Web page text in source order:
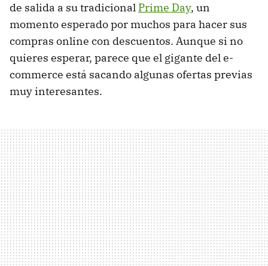
de salida a su tradicional Prime Day, un
momento esperado por muchos para hacer sus
compras online con descuentos. Aunque si no
quieres esperar, parece que el gigante del e-
commerce está sacando algunas ofertas previas
muy interesantes.